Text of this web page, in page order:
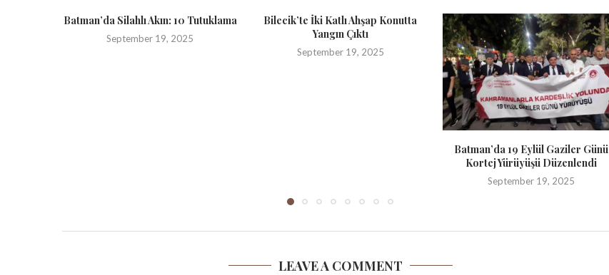
Batman’da Silahlı Akın: 10 Tutuklama
September 19, 2025
Bilecik’te İki Katlı Ahşap Konutta
Yangın Çıktı
September 19, 2025
Batman’da 19 Eylül Gaziler Günü
Kortej Yürüyüşü Düzenlendi
September 19, 2025
LEAVE A COMMENT